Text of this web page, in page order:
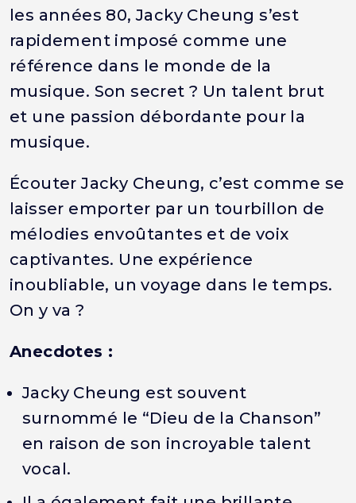
les années 80, Jacky Cheung s’est
rapidement imposé comme une
référence dans le monde de la
musique. Son secret ? Un talent brut
et une passion débordante pour la
musique.
Écouter Jacky Cheung, c’est comme se
laisser emporter par un tourbillon de
mélodies envoûtantes et de voix
captivantes. Une expérience
inoubliable, un voyage dans le temps.
On y va ?
Anecdotes :
Jacky Cheung est souvent
surnommé le “Dieu de la Chanson”
en raison de son incroyable talent
vocal.